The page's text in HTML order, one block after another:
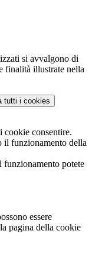
si avvalgono di
finalità illustrate nella
tutti i cookies
cookie consentire.
il funzionamento della
funzionamento potete
essere
pagina della cookie